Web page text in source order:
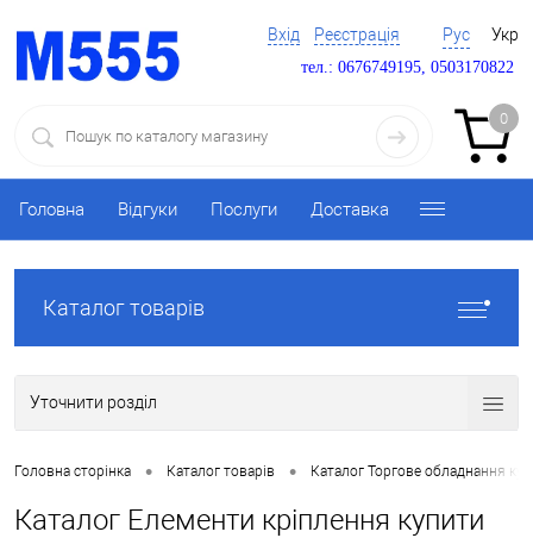
Вхід Реєстрація Рус Укр
тел.: 0676749195, 0503170822
0
Головна Відгуки Послуги Доставка
Каталог товарів
Уточнити розділ
Головна сторінка • Каталог товарів • Каталог Торгове обладнання
Каталог Елементи кріплення купити